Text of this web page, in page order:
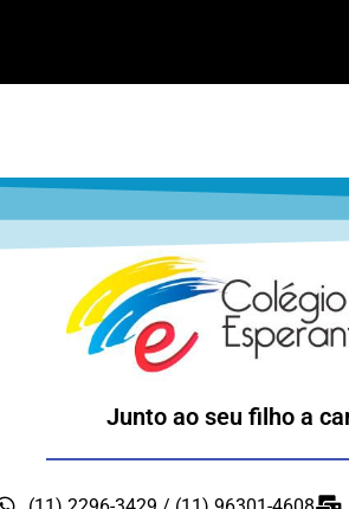
Junto ao seu filho a